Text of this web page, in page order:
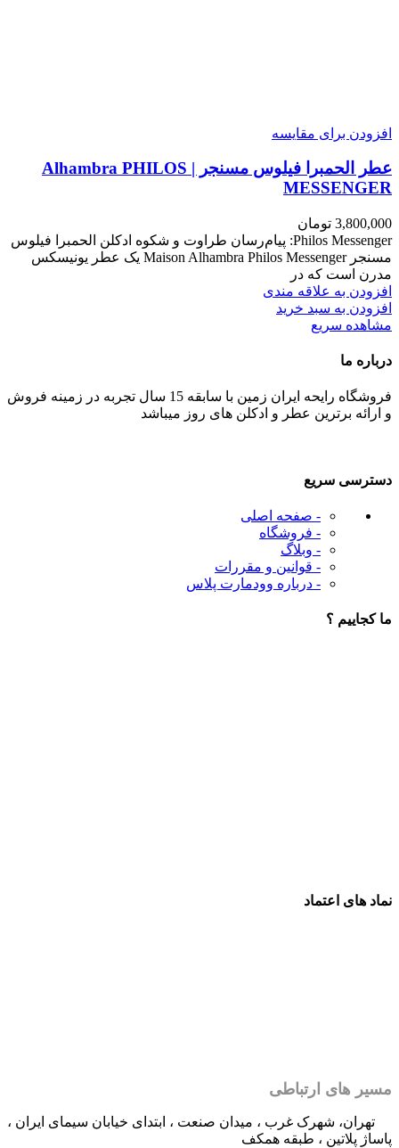
افزودن برای مقایسه
عطر الحمبرا فیلوس مسنجر | Alhambra PHILOS
MESSENGER
3,800,000 تومان
Philos Messenger: پیام‌رسان طراوت و شکوه ادکلن الحمبرا فیلوس
مسنجر Maison Alhambra Philos Messenger یک عطر یونیسکس
مدرن است که در
افزودن به علاقه مندی
افزودن به سبد خرید
مشاهده سریع
درباره ما
فروشگاه رایحه ایران زمین با سابقه 15 سال تجربه در زمینه فروش
و ارائه برترین عطر و ادکلن های روز میباشد
دسترسی سریع
- صفحه اصلی
- فروشگاه
- وبلاگ
- قوانین و مقررات
- درباره وودمارت پلاس
ما کجاییم ؟
نماد های اعتماد
مسیر های ارتباطی
تهران، شهرک غرب ، میدان صنعت ، ابتدای خیابان سیمای ایران ،
پاساژ پلاتین ، طبقه همکف